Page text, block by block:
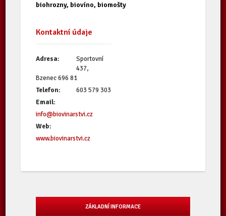
biohrozny, biovíno, biomošty
Kontaktní údaje
Adresa:
Sportovní
437,
Bzenec 696 81
Telefon:
603 579 303
Email:
info@biovinarstvi.cz
Web:
www.biovinarstvi.cz
ZÁKLADNÍ INFORMACE